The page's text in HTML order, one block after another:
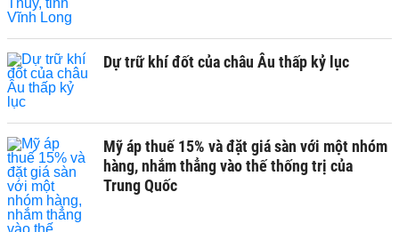
Dự trữ khí đốt của châu Âu thấp kỷ lục
Mỹ áp thuế 15% và đặt giá sàn với một nhóm
hàng, nhắm thẳng vào thế thống trị của
Trung Quốc